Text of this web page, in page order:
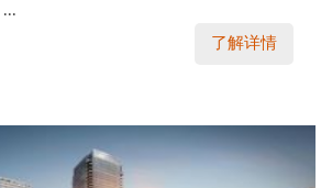
了解详情